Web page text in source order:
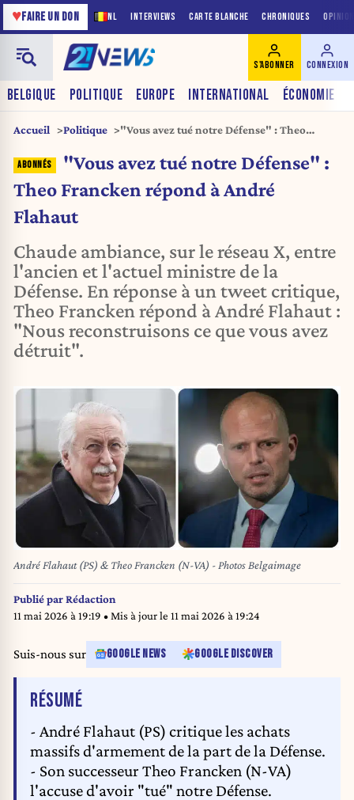
NL INTERVIEWS CARTE BLANCHE CHRONIQUES
♥FAIRE UN DON
BELGIQUE POLITIQUE EUROPE INTERNATIONAL ÉCONOMIE
S'ABONNER CONNEXION
Accueil Politique
"Vous avez tué notre Défense" : Theo
"Vous avez tué notre Défense" :
Theo Francken répond à André
Flahaut
Chaude ambiance, sur le réseau X, entre
l'ancien et l'actuel ministre de la
Défense. En réponse à un tweet critique,
Theo Francken répond à André Flahaut :
"Nous reconstruisons ce que vous avez
détruit".
André Flahaut (PS) & Theo Francken (N-VA) - Photos Belgaimage
Publié parRédaction
11 mai 2026 à 19:19 • Mis à jour le 11 mai 2026 à 19:24
Suis-nous sur GOOGLE NEWS GOOGLE DISCOVER
RÉSUMÉDE L'ARTICLE
- André Flahaut (PS) critique les achats
massifs d'armement de la part de la Défense.
- Son successeur Theo Francken (N-VA)
l'accuse d'avoir "tué" notre Défense.